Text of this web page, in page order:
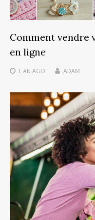
Comment vendre
en ligne
1 AN AGO ADAM